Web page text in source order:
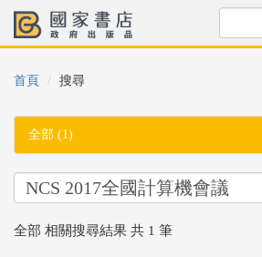
首頁 搜尋
全部 (1)
全部 相關搜尋結果 共 1 筆